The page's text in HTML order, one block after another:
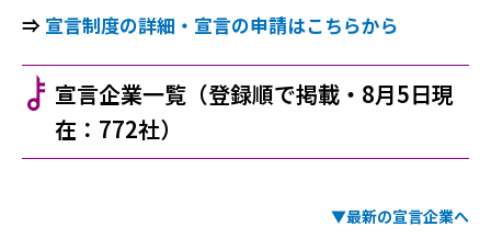
⇒ 宣言制度の詳細・宣言の申請はこちらから
​宣言企業一覧 （登録順で掲載・8月5日現
在：772社）
▼最新の宣言企業へ